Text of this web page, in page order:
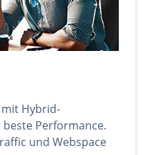
Hybrid-
beste Performance.
und Webspace